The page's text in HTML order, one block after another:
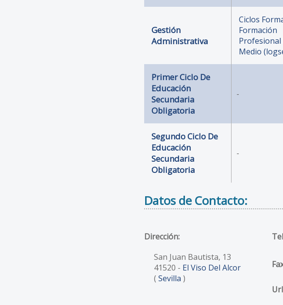
Gestión
Administrativa
Ciclos
Formación
Profesional
Medio
Primer Ciclo De
Educación
Secundaria
Obligatoria
-
Segundo Ciclo De
Educación
Secundaria
Obligatoria
-
Datos de Contacto:
Dirección:
San Juan Bautista, 13
41520 - El Viso Del Alcor
( Sevilla )